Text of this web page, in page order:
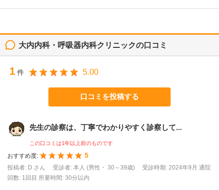
大内内科・呼吸器内科クリニックの口コミ
1 件 5.00
口コミを投稿する
先生の診察は、丁寧でわかりやすく診察して...
この口コミは1年以上前のものです
おすすめ度: 5
投稿者: D さん 受診者: 本人 (男性・ 30～39歳) 受診時期: 2024年9月 通院
回数: 1回目 所要時間: 30分以内